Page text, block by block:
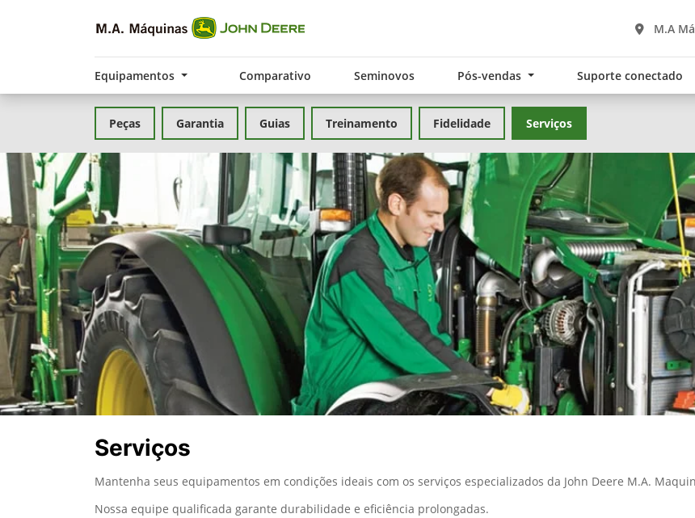
M.A
Equipamentos Comparativo Seminovos Pós-vendas Suporte conectado
Peças Garantia Guias Treinamento Fidelidade Serviços
Serviços
Mantenha seus equipamentos em condições ideais com os serviços especializados da John Deere M.A.
Nossa equipe qualificada garante durabilidade e eficiência prolongadas.